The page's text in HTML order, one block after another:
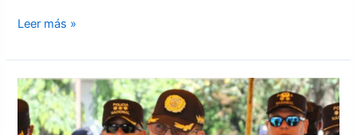
Leer más »
Ministro
de
Seguridad